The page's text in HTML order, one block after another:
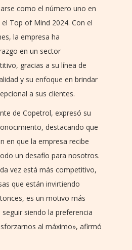
como el número uno en
Top of Mind 2024. Con el
la empresa ha
en un sector
gracias a su línea de
y su enfoque en brindar
a sus clientes.
de Copetrol, expresó su
destacando que
en que la empresa recibe
un desafío para nosotros.
vez está más competitivo,
que están invirtiendo
es un motivo más
siendo la preferencia
al máximo», afirmó